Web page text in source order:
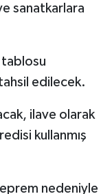
sanatkarlara
edilecek.
ilave olarak
kullanmış
nedeniyle